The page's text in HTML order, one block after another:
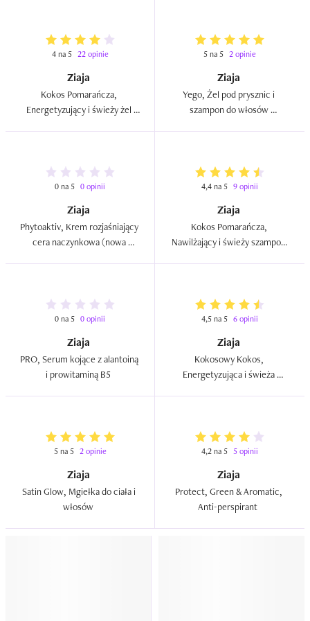
4 na 5 22 opinie
Ziaja
Kokos Pomarańcza,
Energetyzujący i świeży żel
5 na 5 2 opinie
Ziaja
Yego, Żel pod prysznic i
szampon do włosów
0 na 5 0 opinii
Ziaja
Phytoaktiv, Krem rozjaśniający
cera naczynkowa (nowa
4,4 na 5 9 opinii
Ziaja
Kokos Pomarańcza,
Nawilżający i świeży szampon
0 na 5 0 opinii
Ziaja
PRO, Serum kojące z alantoiną
4,5 na 5 6 opinii
Ziaja
Kokosowy Kokos,
Energetyzująca i świeża
5 na 5 2 opinie
Ziaja
Satin Glow, Mgiełka do ciała i
4,2 na 5 5 opinii
Ziaja
Protect, Green & Aromatic,